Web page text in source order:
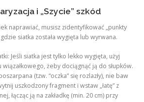
i „Szycie” szkód
naprawiać, musisz zidentyfikować „punkty
siatka została wygięta lub wyrwana.
Jeśli siatka jest tylko lekko wygięta, użyj
żeby dociągnąć ją do słupków.
(tzw. “oczka” się rozlazły), nie baw
uszkodzony fragment i wstaw „łatę” z
łącząc ją na zakładkę (min. 20 cm) przy